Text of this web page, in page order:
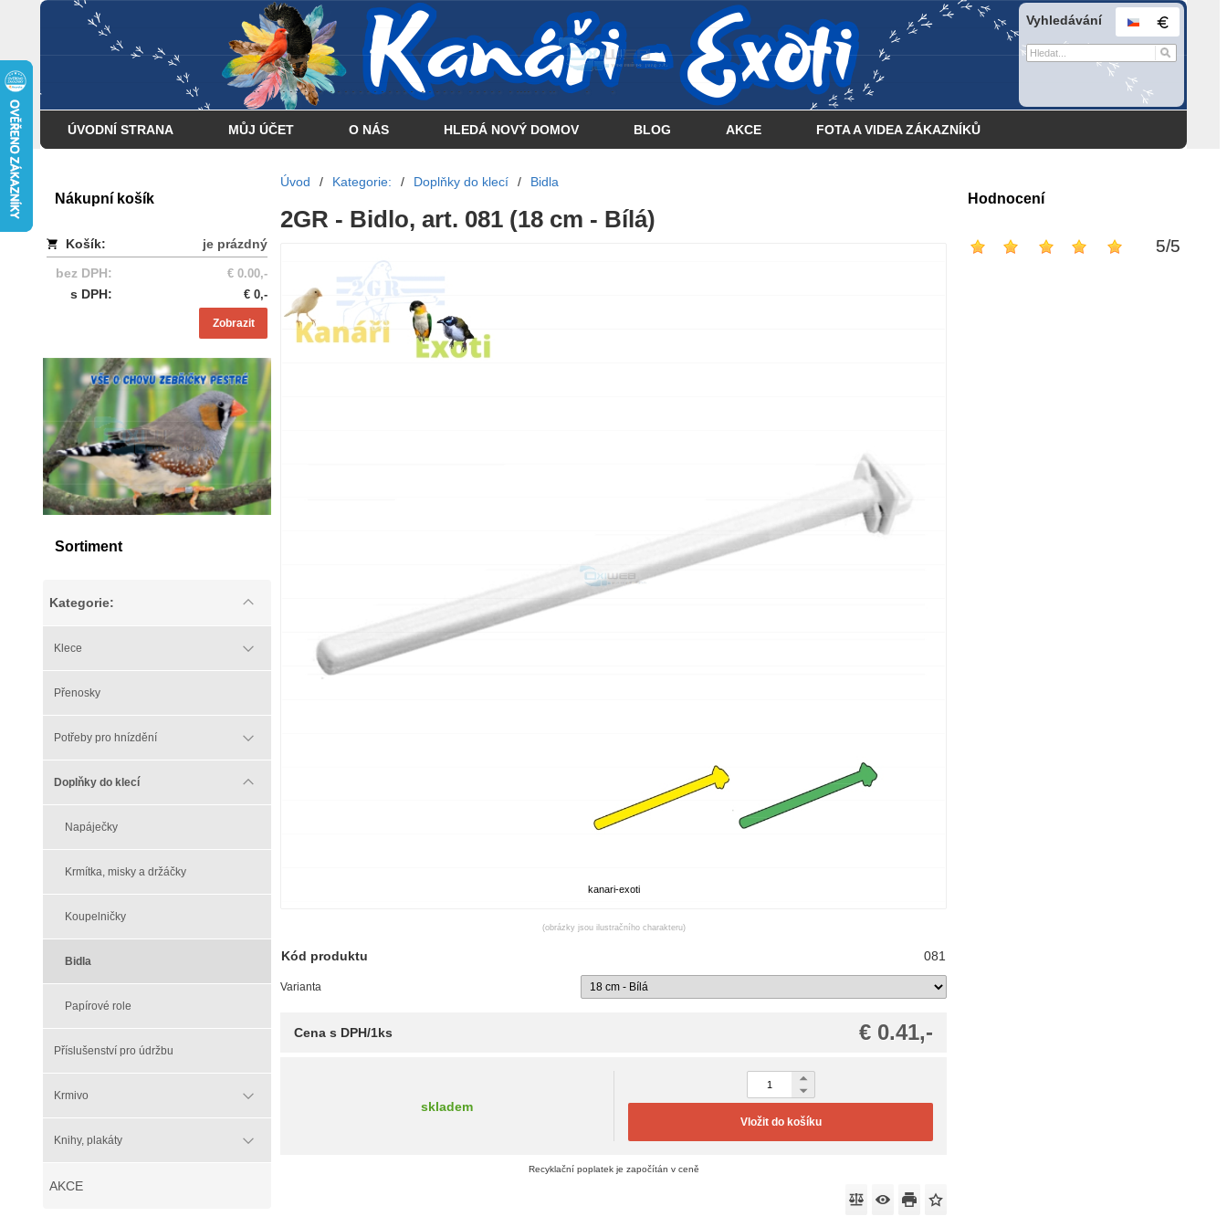
Vyhledávání
... . . . . . . . . . . . . . . . . . . . . . . . . . . . . . . . .... . . .. . .
ÚVODNÍ STRANA MŮJ ÚČET O NÁS HLEDÁ NOVÝ DOMOV BLOG AKCE FOTA A VIDEA ZÁKAZNÍKŮ
Nákupní košík
Košík:
je prázdný
bez DPH:
€ 0.00,-
s DPH: € 0,-
Zobrazit
Sortiment
Kategorie:
Klece
Přenosky
Potřeby pro hnízdění
Doplňky do klecí
Napáječky
Krmítka, misky a držáčky
Koupelničky
Bidla
Papírové role
Příslušenství pro údržbu
Krmivo
Knihy, plakáty
AKCE
Hodnocení
5/5
Úvod / Kategorie: / Doplňky do klecí / Bidla
2GR - Bidlo, art. 081 (18 cm - Bílá)
kanari-exoti
(obrázky jsou ilustračního charakteru)
Kód produktu 081
Varianta
€ 0.41,-
Cena s DPH/1ks
skladem
Vložit do košíku
Recyklační poplatek je započítán v ceně